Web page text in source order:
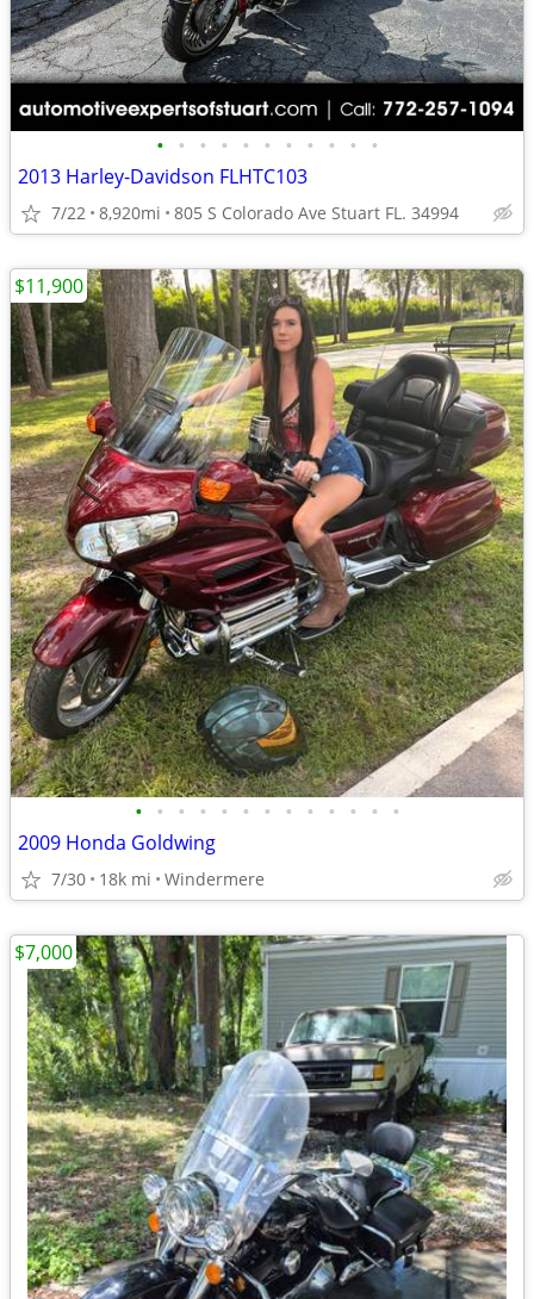
• • • • • • • • • • •
2013 Harley-Davidson FLHTC103
7/22 8,920mi 805 S Colorado Ave Stuart FL. 34994
• • • • • • • • • • • • •
2009 Honda Goldwing
7/30 18k mi Windermere
$11,900
$7,000